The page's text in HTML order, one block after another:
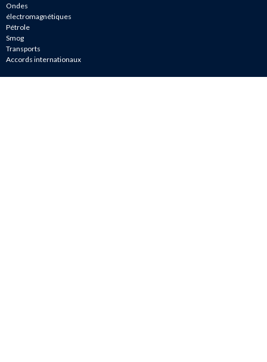
Ondes
électromagnétiques
Pétrole
Smog
Transports
Accords internationaux